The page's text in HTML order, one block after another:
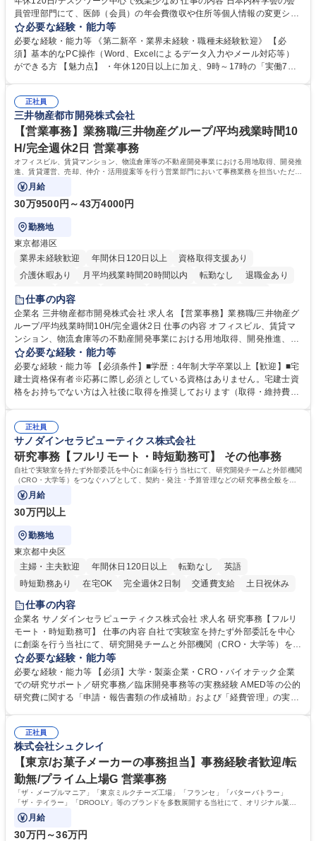
員管理部門にて、医師（会員）の年会費徴収や住所等個人情報の変更シス
テム入力、電話・FAX対応をお任せします。将来的には、各種委員会の運
営事務局業務などにも幅広く携わっていただきます。 【会員管理・データ
入力業務】 ・医師（会員）の住所変更、個人情報のシステム登録・更新
・年会費の徴収管理や入金データの照合確認 【問い合わせ対応】 ・会員
年休120日/デスクワーク中心で残業少なめ
必要な経験・能力等
必要な経験・能力等 《第二新卒・業界未経験・職種未経験歓迎》 【必
須】基本的なPC操作（Word、Excelによるデータ入力やメール対応等）
ができる方 【魅力点】 ・年休120日以上に加え、9時～17時の「実働7時
整、資料作成、当日の運営サポート 学歴・資格 学歴：大学院 大学 語学
力： 資格：
正社員
三井物産都市開発株式会社
【営業事務】業務職/三井物産グループ/平均残業時間10
H/完全週休2日 営業事務
オフィスビル、賃貸マンション、物流倉庫等の不動産開発事業における用地取得、開発推
進、賃貸運営、売却、仲介・活用提案等を行う営業部門において事務業務を担当いただき
ます。
月給
30万9500円～43万4000円
勤務地
東京都港区
業界未経験歓迎
年間休日120日以上
資格取得支援あり
介護休暇あり
月平均残業時間20時間以内 転勤なし
退職金あり
在宅OK
賞与あり
駅近5分以内
土日祝休み 寮・社宅あり
仕事の内容
企業名 三井物産都市開発株式会社 求人名 【営業事務】業務職/三井物産グ
ループ/平均残業時間10H/完全週休2日 仕事の内容 オフィスビル、賃貸マ
ンション、物流倉庫等の不動産開発事業における用地取得、開発推進、賃
貸運営、売却、仲介・活用提案等を行う営業部門において事務業務を担当
いただきます。 【詳細】・契約書管理、契約書製本、捺印対応、ファイリ
ング、登記簿取得、調書取得・支払業務（各種費用支払、支払管理、請
求・支払データ登録、取引先マスター申請対応）・予算作成及び予実管
の他に担当頂く業務が発生する場合があります。 募集職種 【営業事務】
業務職/三井物産グループ/平均残業時間10H/完全週休2日
必要な経験・能力等
必要な経験・能力等 【必須条件】■学歴：4年制大学卒業以上【歓迎】■宅
建士資格保有者※応募に際し必須としている資格はありません。宅建士資
格をお持ちでない方は入社後に取得を推奨しております（取得・維持費用
ション力がある方。 ・チャレンジを厭わず、粘り強く業務に取り組める
方。多様な関係者と謙虚に信頼関係を構築でき、期限を意識したスケジュ
ール管理が出来る方。※将来的に他部署（営業部門、コーポレート部門）
へのジョブローテーションの可能性があります。 学歴・資格 学歴：大学
院 大学 語学力： 資格：宅地建物取引士
正社員
サノダインセラピューティクス株式会社
研究事務【フルリモート・時短勤務可】 その他事務
自社で実験室を持たず外部委託を中心に創薬を行う当社にて、研究開発チームと外部機関
（CRO・大学等）をつなぐハブとして、契約・発注・予算管理などの研究事務全般をお
任せします。
月給
30万円以上
勤務地
東京都中央区
主婦・主夫歓迎
年間休日120日以上 転勤なし
英語
時短勤務あり
在宅OK 完全週休2日制 交通費支給 土日祝休み
仕事の内容
企業名 サノダインセラピューティクス株式会社 求人名 研究事務【フルリ
モート・時短勤務可】 仕事の内容 自社で実験室を持たず外部委託を中心
に創薬を行う当社にて、研究開発チームと外部機関（CRO・大学等）をつ
なぐハブとして、契約・発注・予算管理などの研究事務全般をお任せしま
す。 ■見積取得、発注、検収、請求処理等の事務手続き ■委託先との定例
会議の調整・アジェンダ準備・議事録作成 ■研究報告書、試験関連資料、
SOP等の整備・版管理・保管 ■研究開発の進捗・タイムライン・予算執行
集職種 研究事務【フルリモート・時短勤務可】
必要な経験・能力等
必要な経験・能力等 【必須】大学・製薬企業・CRO・バイオテック企業
での研究サポート／研究事務／臨床開発事務等の実務経験 AMED等の公的
研究費に関する「申請・報告書類の作成補助」および「経費管理」の実務
き方について】フルリモートやハイブリッド勤務、時短勤務など個々のラ
イフスタイルに応じた柔軟な働き方が可能です。育児や介護との両立も応
援します。 学歴・資格 学歴：大学院 大学 語学力： 資格：
正社員
株式会社シュクレイ
【東京/お菓子メーカーの事務担当】事務経験者歓迎/転
勤無/プライム上場G 営業事務
「ザ・メープルマニア」「東京ミルクチーズ工場」「フランセ」「バターバトラー」
「ザ・テイラー」「DROOLY」等のブランドを多数展開する当社にて、オリジナル菓子
ブランド商品の事務業務をお任せいたします。
月給
30万円～36万円